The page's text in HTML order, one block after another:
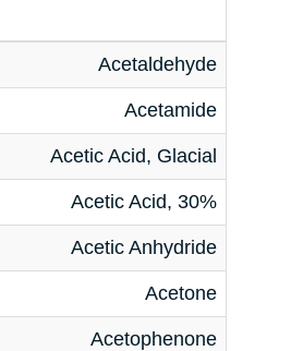
Acetaldehyde
Acetamide
Acetic Acid, Glacial
Acetic Acid, 30%
Acetic Anhydride
Acetone
Acetophenone